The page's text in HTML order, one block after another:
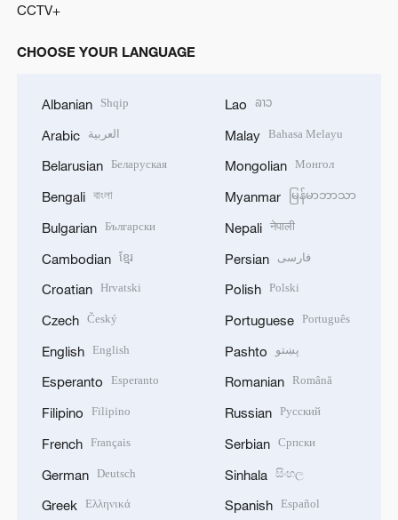
CCTV+
CHOOSE YOUR LANGUAGE
Albanian Shqip
Arabic العربية
Belarusian Беларуская
Bengali বাংলা
Bulgarian Български
Cambodian ខ្មែរ
Croatian Hrvatski
Czech Český
English English
Esperanto Esperanto
Filipino Filipino
French Français
German Deutsch
Greek Ελληνικά
Lao ລາວ
Malay Bahasa Melayu
Mongolian Монгол
Myanmar မြန်မာဘာသာ
Nepali नेपाली
Persian فارسی
Polish Polski
Portuguese Português
Pashto پښتو
Romanian Română
Russian Русский
Serbian Српски
Sinhala සිංහල
Spanish Español